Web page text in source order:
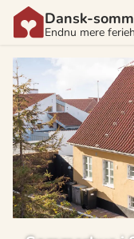
Dansk-
Endnu mere